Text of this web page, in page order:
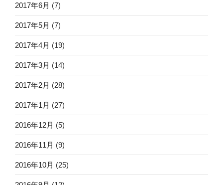
2017年6月 (7)
2017年5月 (7)
2017年4月 (19)
2017年3月 (14)
2017年2月 (28)
2017年1月 (27)
2016年12月 (5)
2016年11月 (9)
2016年10月 (25)